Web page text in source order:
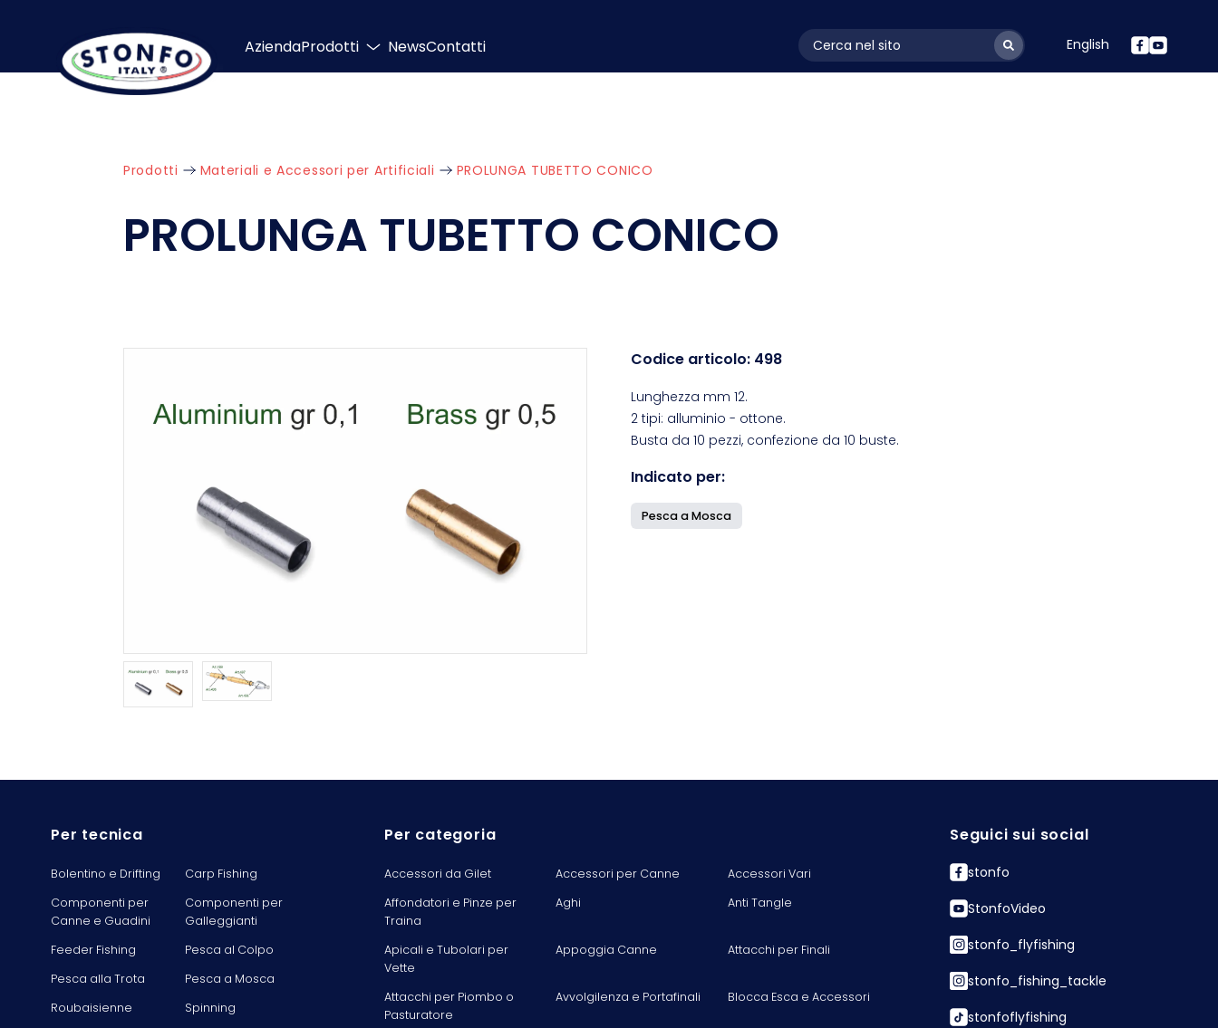
AziendaProdotti NewsContatti layoutSearchLabel English
Prodotti Materiali e Accessori per Artificiali PROLUNGA TUBETTO CONICO
PROLUNGA TUBETTO CONICO
Codice articolo: 498
Lunghezza mm 12.
2 tipi: alluminio - ottone.
Busta da 10 pezzi, confezione da 10 buste.
Indicato per:
Pesca a Mosca
Per tecnica
Bolentino e Drifting
Carp Fishing
Componenti per
Canne e Guadini
Componenti per
Galleggianti
Feeder Fishing
Pesca al Colpo
Pesca alla Trota
Pesca a Mosca
Roubaisienne
Spinning
Per categoria
Accessori da Gilet Accessori per Canne
Accessori Vari
Affondatori e Pinze per
Traina
Aghi Anti Tangle
Apicali e Tubolari per
Vette
Appoggia Canne Attacchi per Finali
Attacchi per Piombo o
Pasturatore
Avvolgilenza e Portafinali Blocca Esca e Accessori
Seguici sui social
stonfo
StonfoVideo
stonfo_flyfishing
stonfo_fishing_tackle
stonfoflyfishing